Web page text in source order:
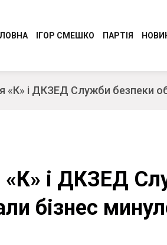
ІГОР СМЕШКО ПАРТІЯ
Керівництво
СТАТУТ
Ідеологія
«К» і ДКЗЕД Служби безпеки
«К» і ДКЗЕД
бізнес